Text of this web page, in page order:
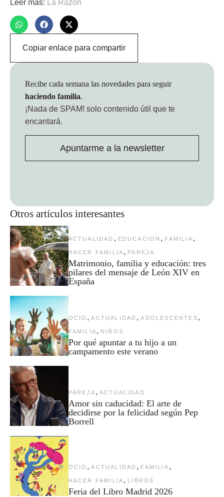
Leer más: La Razón
Copiar enlace para compartir
Otros artículos interesantes
ACTUALIDAD , EDUCACION , FAMILIA ,
HACER FAMILIA , PAREJA
Matrimonio, familia y educación: tres
pilares del mensaje de León XIV en
España
OCIO , ACTUALIDAD , ADOLESCENTES ,
FAMILIA , NIÑOS
Por qué apuntar a tu hijo a un
campamento este verano
PAREJA , ACTUALIDAD
Amor sin caducidad: El arte de
decidirse por la felicidad según Pep
Borrell
OCIO , ACTUALIDAD , FAMILIA ,
HACER FAMILIA , LIBROS
Feria del Libro Madrid 2026
Recibe cada semana las novedades para seguir
haciendo familia.
¡Nada de SPAM! solo contenido útil que te
encantará.
Apuntarme a la newsletter